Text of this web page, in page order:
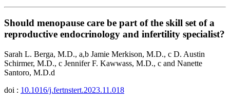
Should menopause care be part of the skill set of a
reproductive endocrinology and infertility specialist?
Sarah L. Berga, M.D., a,b Jamie Merkison, M.D., c D. Austin
Schirmer, M.D., c Jennifer F. Kawwass, M.D., c and Nanette
Santoro, M.D.d
doi : 10.1016/j.fertnstert.2023.11.018